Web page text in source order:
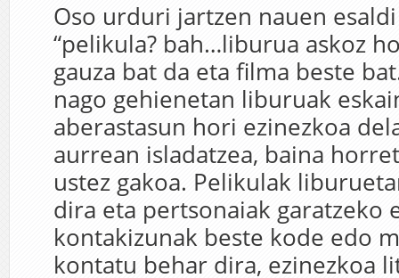
Oso urduri jartzen nauen
“pelikula? bah…liburua askoz
gauza bat da eta filma beste
nago gehienetan liburuak
aberastasun hori ezinezkoa
aurrean isladatzea, baina
ustez gakoa. Pelikulak
dira eta pertsonaiak garatzeko
kontakizunak beste kode edo
kontatu behar dira, ezinezkoa